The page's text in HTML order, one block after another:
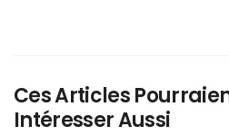
Ces Articles
Intéresser Aussi